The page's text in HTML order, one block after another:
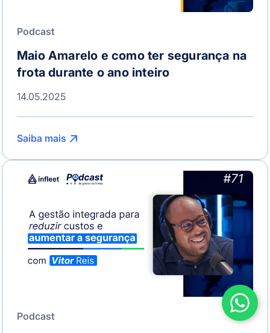
Podcast
Maio Amarelo e como ter segurança na
frota durante o ano inteiro
14.05.2025
Saiba mais
Podcast